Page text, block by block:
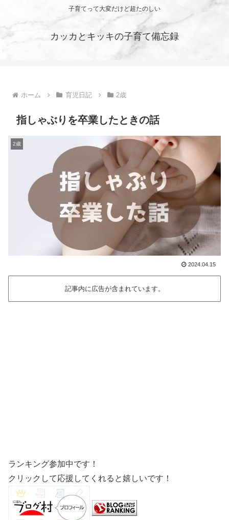
子育てって大変だけど超たのしい
カッカとキッキの子育て備忘録
ホーム 育児日記 2歳
指しゃぶりを卒業したときの話
2歳
2024.04.15
記事内に広告が含まれています。
ランキング参加中です！
クリックして応援してくれると嬉しいです！